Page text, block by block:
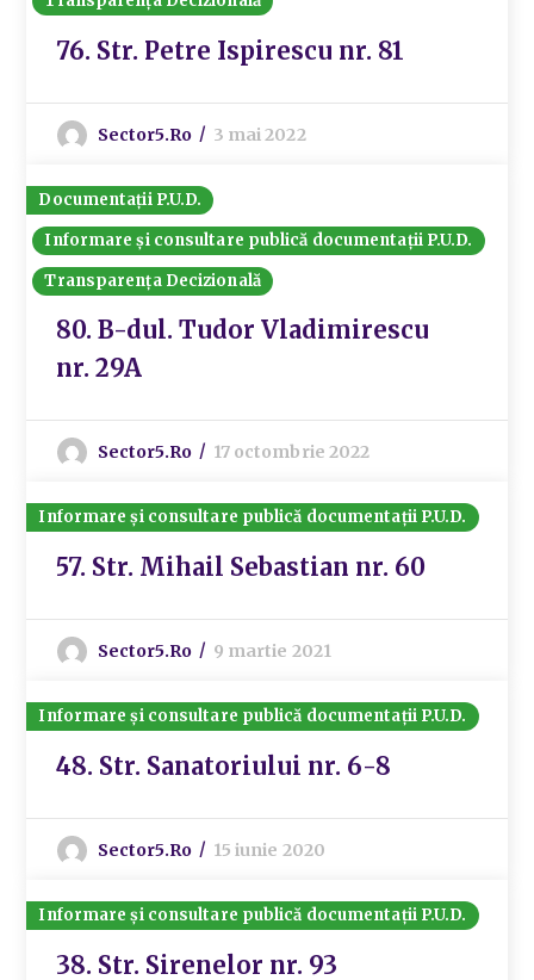
76. Str. Petre Ispirescu nr. 81
Sector5.ro 3 mai 2022
Documentații P.U.D.
Informare și consultare publică documentații P.U.D.
Transparența Decizională
80. B-dul. Tudor Vladimirescu
nr. 29A
Sector5.ro 17 octombrie 2022
Informare și consultare publică documentații P.U.D.
57. Str. Mihail Sebastian nr. 60
Sector5.ro 9 martie 2021
Informare și consultare publică documentații P.U.D.
48. Str. Sanatoriului nr. 6-8
Sector5.ro 15 iunie 2020
Informare și consultare publică documentații P.U.D.
38. Str. Sirenelor nr. 93